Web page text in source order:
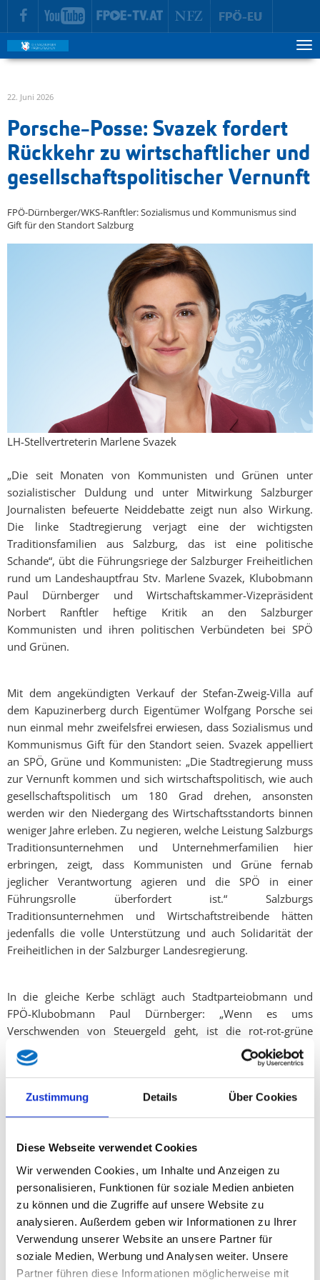
Zustimmung Details Über Cookies
Diese Webseite verwendet Cookies
Wir verwenden Cookies, um Inhalte und Anzeigen zu
personalisieren, Funktionen für soziale Medien anbieten
zu können und die Zugriffe auf unsere Website zu
analysieren. Außerdem geben wir Informationen zu Ihrer
Verwendung unserer Website an unsere Partner für
soziale Medien, Werbung und Analysen weiter. Unsere
Partner führen diese Informationen möglicherweise mit
zur Hauptnavigation springen
zum Inhalt springen
22. Juni 2026
Porsche-Posse: Svazek fordert
Rückkehr zu wirtschaftlicher und
gesellschaftspolitischer Vernunft
FPÖ-Dürnberger/WKS-Ranftler: Sozialismus und Kommunismus sind
Gift für den Standort Salzburg
LH-Stellvertreterin Marlene Svazek
„Die seit Monaten von Kommunisten und Grünen unter
sozialistischer Duldung und unter Mitwirkung Salzburger
Journalisten befeuerte Neiddebatte zeigt nun also Wirkung.
Die linke Stadtregierung verjagt eine der wichtigsten
Traditionsfamilien aus Salzburg, das ist eine politische
Schande“, übt die Führungsriege der Salzburger Freiheitlichen
rund um Landeshauptfrau Stv. Marlene Svazek, Klubobmann
Paul Dürnberger und Wirtschaftskammer-Vizepräsident
Norbert Ranftler heftige Kritik an den Salzburger
Kommunisten und ihren politischen Verbündeten bei SPÖ
und Grünen.
Mit dem angekündigten Verkauf der Stefan-Zweig-Villa auf
dem Kapuzinerberg durch Eigentümer Wolfgang Porsche sei
nun einmal mehr zweifelsfrei erwiesen, dass Sozialismus und
Kommunismus Gift für den Standort seien. Svazek appelliert
an SPÖ, Grüne und Kommunisten: „Die Stadtregierung muss
zur Vernunft kommen und sich wirtschaftspolitisch, wie auch
gesellschaftspolitisch um 180 Grad drehen, ansonsten
werden wir den Niedergang des Wirtschaftsstandorts binnen
weniger Jahre erleben. Zu negieren, welche Leistung Salzburgs
Traditionsunternehmen und Unternehmerfamilien hier
erbringen, zeigt, dass Kommunisten und Grüne fernab
jeglicher Verantwortung agieren und die SPÖ in einer
Führungsrolle überfordert ist.“ Salzburgs
Traditionsunternehmen und Wirtschaftstreibende hätten
jedenfalls die volle Unterstützung und auch Solidarität der
Freiheitlichen in der Salzburger Landesregierung.
In die gleiche Kerbe schlägt auch Stadtparteiobmann und
FPÖ-Klubobmann Paul Dürnberger: „Wenn es ums
Verschwenden von Steuergeld geht, ist die rot-rot-grüne
Stadtregierung vorn dabei – nicht jedoch in der Standort- und
Wirtschaftspolitik, wie auch diese Episode zeigt. Die an uns
herangetragenen Klagen vieler Salzburger Unternehmer über
unverständliche Blockaden und Schikanen sind mehr als
berechtigt. Bürgermeister Auinger muss endlich
Ende setzen. Aufgabe eines Bürgermeisters muss es sein, die
Stadt nach vorne zu bringen, durch Impulse statt Blockade
und Dynamik statt Stillstand.“
Auch Salzburgs Vizepräsident der Wirtschaftskammer Norbert
Ranftler ist fassungslos über die Stadtpolitik: „Durch den
Weggang von Wolfgang Porsche entsteht kein einziger